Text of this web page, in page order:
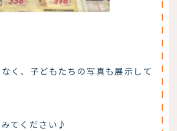
く、子どもたちの写真も展示して
てください♪